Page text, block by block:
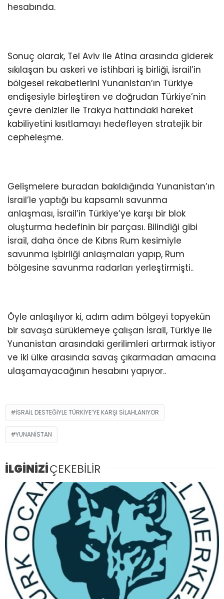
hesabında.
Sonuç olarak, Tel Aviv ile Atina arasında giderek
sıkılaşan bu askeri ve istihbari iş birliği, İsrail’in
bölgesel rekabetlerini Yunanistan’ın Türkiye
endişesiyle birleştiren ve doğrudan Türkiye’nin
çevre denizler ile Trakya hattındaki hareket
kabiliyetini kısıtlamayı hedefleyen stratejik bir
cepheleşme.
Gelişmelere buradan bakıldığında Yunanistan’ın
İsrail’le yaptığı bu kapsamlı savunma
anlaşması, İsrail’in Türkiye’ye karşı bir blok
oluşturma hedefinin bir parçası. Bilindiği gibi
İsrail, daha önce de Kıbrıs Rum kesimiyle
savunma işbirliği anlaşmaları yapıp, Rum
bölgesine savunma radarları yerleştirmişti..
Öyle anlaşılıyor ki, adım adım bölgeyi topyekün
bir savaşa sürüklemeye çalışan İsrail, Türkiye ile
Yunanistan arasındaki gerilimleri artırmak istiyor
ve iki ülke arasında savaş çıkarmadan amacına
ulaşamayacağının hesabını yapıyor..
İSRAİL DESTEĞİYLE TÜRKİYE’YE KARŞI SİLAHLANIYOR
YUNANISTAN
İLGİNİZİÇEKEBİLİR